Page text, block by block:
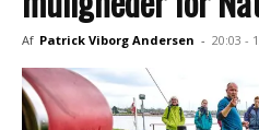
Af Patrick Viborg Andersen - 20:03 -